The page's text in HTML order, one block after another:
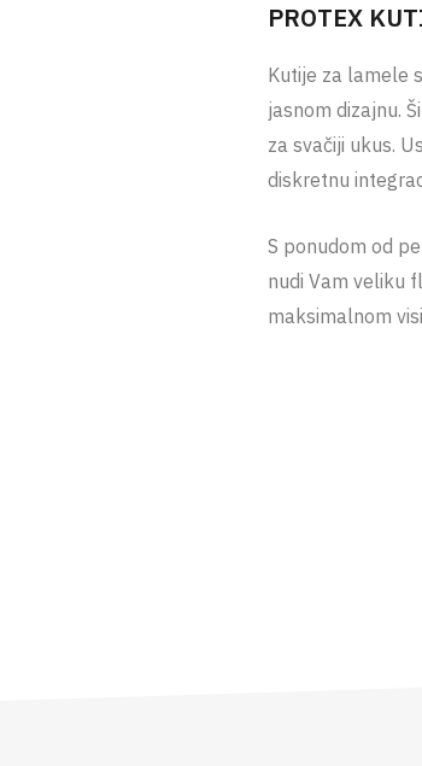
PROTEX
Kutije za lamele
jasnom dizajnu.
za svačiji ukus.
diskretnu
S ponudom od
nudi Vam veliku
maksimalnom